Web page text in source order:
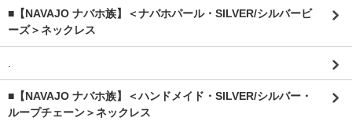
■【NAVAJO ナバホ族】＜ナバホパール・SILVER/シルバービ
ーズ＞ネックレス
.
■【NAVAJO ナバホ族】＜ハンドメイド・SILVER/シルバー・
ループチェーン＞ネックレス